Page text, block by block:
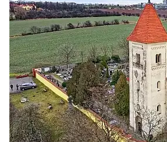
Politika • Volební seriál #02: Nová
městě
Jakými nástroji navrhujete vstupovat
13 do procesů developerské
Třebonice a Chaby, kterou umožňuje
Metropolitn...